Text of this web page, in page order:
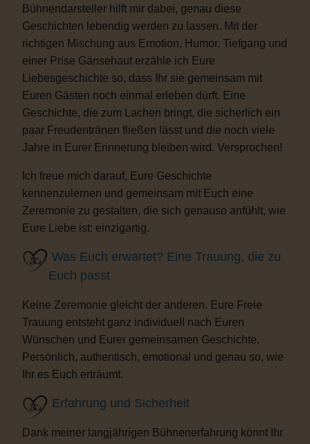
Bühnendarsteller hilft mir dabei, genau diese
Geschichten lebendig werden zu lassen. Mit der
richtigen Mischung aus Emotion, Humor, Tiefgang und
einer Prise Gänsehaut erzähle ich Eure
Liebesgeschichte so, dass Ihr sie gemeinsam mit
Euren Gästen noch einmal erleben dürft. Eine
Geschichte, die zum Lachen bringt, die sicherlich ein
paar Freudentränen fließen lässt und die noch viele
Jahre in Eurer Erinnerung bleiben wird. Versprochen!
Ich freue mich darauf, Eure Geschichte
kennenzulernen und gemeinsam mit Euch eine
Zeremonie zu gestalten, die sich genauso anfühlt, wie
Eure Liebe ist: einzigartig.
Was Euch erwartet? Eine Trauung, die zu
Euch passt
Keine Zeremonie gleicht der anderen. Eure Freie
Trauung entsteht ganz individuell nach Euren
Wünschen und Eurer gemeinsamen Geschichte.
Persönlich, authentisch, emotional und genau so, wie
Ihr es Euch erträumt.
Erfahrung und Sicherheit
Dank meiner langjährigen Bühnenerfahrung könnt Ihr